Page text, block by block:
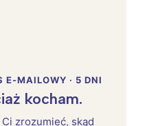
E-MAILOWY · 5 DNI
kocham.
zrozumieć, skąd